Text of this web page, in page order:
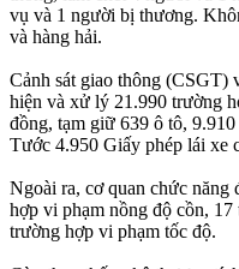
vụ và 1 người bị thương.
và hàng hải.
Cảnh sát giao thông (CSGT)
hiện và xử lý 21.990 trường
đồng, tạm giữ 639 ô tô,
Tước 4.950 Giấy phép lái xe
Ngoài ra, cơ quan chức
hợp vi phạm nồng độ cồn,
trường hợp vi phạm tốc độ.